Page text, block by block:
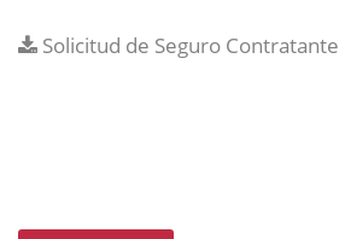
Solicitud de Seguro Contratante